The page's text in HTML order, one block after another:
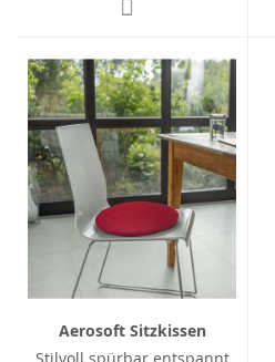
Aerosoft Sitzkissen